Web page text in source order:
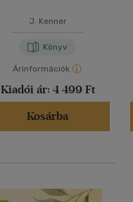
J. Kenner
Könyv
Árinformációk
Kiadói ár: 4 499 Ft
Kosárba